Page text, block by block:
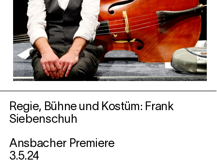
Regie, Bühne und Kostüm: Frank
Siebenschuh
Ansbacher Premiere
3.5.24